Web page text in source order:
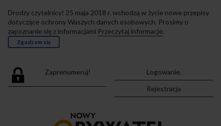
Drodzy czytelnicy! 25 maja 2018 r. wchodzą w życie nowe przepisy
dotyczące ochrony Waszych danych osobowych. Prosimy o
zapoznanie się z informacjami Przeczytaj informacje.
Zgadzam się
Zaprenumeruj!
Logowanie.
Rejestracja